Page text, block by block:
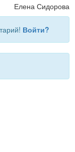
Елена Сидорова
Войти?